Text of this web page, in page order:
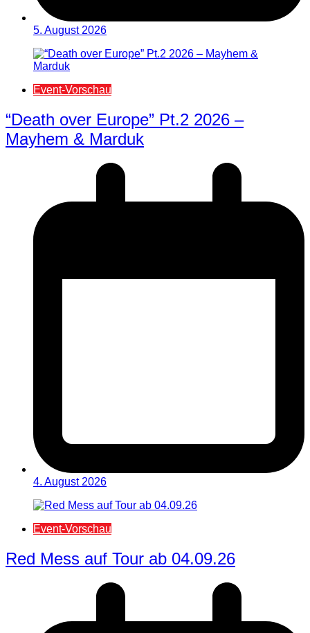
5. August 2026
Event-Vorschau
“Death over Europe” Pt.2 2026 –
Mayhem & Marduk
4. August 2026
Event-Vorschau
Red Mess auf Tour ab 04.09.26